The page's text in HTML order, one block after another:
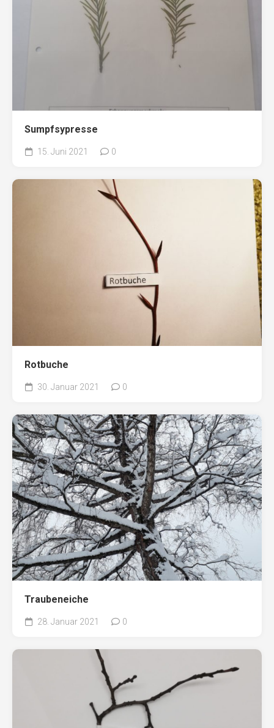
Sumpfsypresse
15. Juni 2021 0
Rotbuche
30. Januar 2021 0
Traubeneiche
28. Januar 2021 0